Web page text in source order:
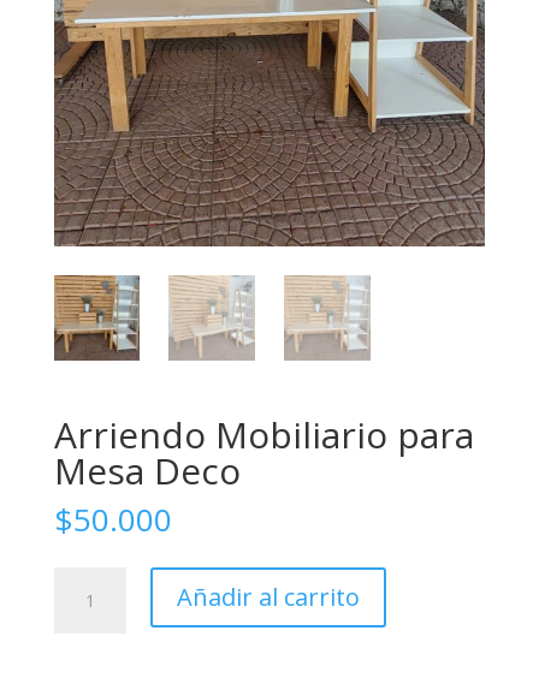
Arriendo Mobiliario para
Mesa Deco
$50.000
Mobiliario
Añadir al carrito